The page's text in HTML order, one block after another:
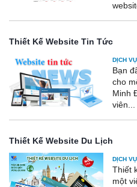
Thiết Kế Website Tin Tức
DỊCH VỤ
Bạn
cho
Minh
viên...
Thiết Kế Website Du Lịch
DỊCH VỤ
Thiết
một